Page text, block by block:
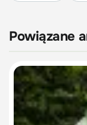
Powiązane